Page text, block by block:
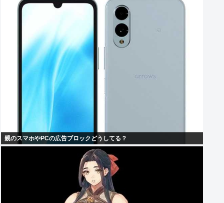
親のスマホやPCの広告ブロックどうしてる？